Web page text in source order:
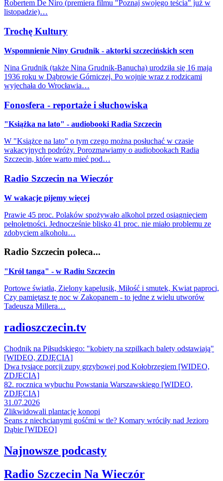
Robertem De Niro (premiera filmu "Poznaj swojego teścia" już w
listopadzie)…
Trochę Kultury
Wspomnienie Niny Grudnik - aktorki szczecińskich scen
Nina Grudnik (także Nina Grudnik-Banucha) urodziła się 16 maja
1936 roku w Dąbrowie Górniczej. Po wojnie wraz z rodzicami
wyjechała do Wrocławia…
Fonosfera - reportaże i słuchowiska
"Książka na lato" - audiobooki Radia Szczecin
W "Książce na lato" o tym czego można posłuchać w czasie
wakacyjnych podróży. Porozmawiamy o audiobookach Radia
Szczecin, które warto mieć pod…
Radio Szczecin na Wieczór
W wakacje pijemy więcej
Prawie 45 proc. Polaków spożywało alkohol przed osiągnięciem
pełnoletności. Jednocześnie blisko 41 proc. nie miało problemu ze
zdobyciem alkoholu…
Radio Szczecin poleca...
"Król tanga" - w Radiu Szczecin
Portowe światła, Zielony kapelusik, Miłość i smutek, Kwiat paproci,
Czy pamiętasz tę noc w Zakopanem - to jedne z wielu utworów
Tadeusza Millera…
radioszczecin.tv
Chodnik na Piłsudskiego: "kobiety na szpilkach balety odstawiają"
[WIDEO, ZDJĘCIA]
Dwa tysiące porcji zupy grzybowej pod Kołobrzegiem [WIDEO,
ZDJECIA]
82. rocznica wybuchu Powstania Warszawskiego [WIDEO,
ZDJĘCIA]
31.07.2026
Zlikwidowali plantację konopi
Seans z niechcianymi gośćmi w tle? Komary wróciły nad Jezioro
Dąbie [WIDEO]
Najnowsze podcasty
Radio Szczecin Na Wieczór